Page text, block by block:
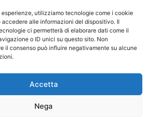
esperienze, utilizziamo tecnologie come i cookie
accedere alle informazioni del dispositivo. Il
ci permetterà di elaborare dati come il
o ID unici su questo sito. Non
il consenso può influire negativamente su alcune
Accetta
Nega
SHAMING”
Pagina
successiva